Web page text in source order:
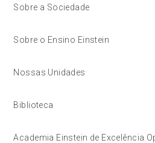
Sobre a Sociedade
Sobre o Ensino Einstein
Nossas Unidades
Biblioteca
Academia Einstein de Excelência